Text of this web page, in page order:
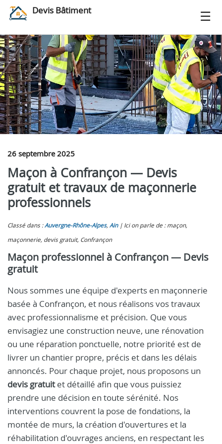
Devis Bâtiment
26 septembre 2025
Maçon à Confrançon — Devis
gratuit et travaux de maçonnerie
professionnels
Classé dans :Auvergne-Rhône-Alpes, Ain
Ici on parle de : maçon,
maçonnerie, devis gratuit, Confrançon
Maçon professionnel à Confrançon — Devis
gratuit
Nous sommes une équipe d'experts en maçonnerie
basée à Confrançon, et nous réalisons vos travaux
avec professionnalisme et précision. Que vous
envisagiez une construction neuve, une rénovation
ou une réparation ponctuelle, notre priorité est de
livrer un chantier propre, précis et dans les délais
annoncés. Pour chaque projet, nous proposons un
devis gratuitet détaillé afin que vous puissiez
prendre une décision en toute sérénité. Nos
interventions couvrent la pose de fondations, la
montée de murs, la création d'ouvertures et la
réhabilitation d'ouvrages anciens, en respectant les